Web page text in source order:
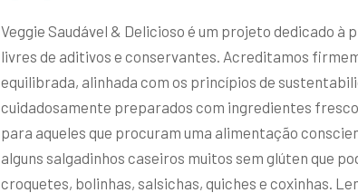
Veggie Saudável & Delicioso é um projeto dedicado à
livres de aditivos e conservantes. Acreditamos
equilibrada, alinhada com os princípios de
cuidadosamente preparados com ingredientes
para aqueles que procuram uma alimentação
alguns salgadinhos caseiros muitos sem glúten que
croquetes, bolinhas, salsichas, quiches e coxinhas.